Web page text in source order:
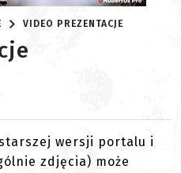
VIDEO PREZENTACJE
wersji portalu i
zdjęcia) może